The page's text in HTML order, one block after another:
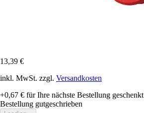
13,39 €
inkl. MwSt. zzgl. Versandkosten
+0,67 € für Ihre nächste Bestellung geschenkt
Bestellung gutgeschrieben